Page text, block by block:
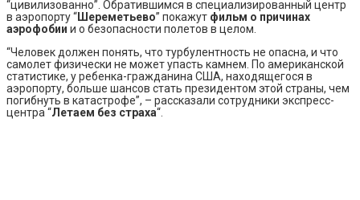
“цивилизованно”. Обратившимся в специализированный центр
в аэропорту “Шереметьево” покажут фильм о причинах
аэрофобии и о безопасности полетов в целом.
“Человек должен понять, что турбулентность не опасна, и что
самолет физически не может упасть камнем. По американской
статистике, у ребенка-гражданина США, находящегося в
аэропорту, больше шансов стать президентом этой страны, чем
погибнуть в катастрофе”, – рассказали сотрудники экспресс-
центра “Летаем без страха“.